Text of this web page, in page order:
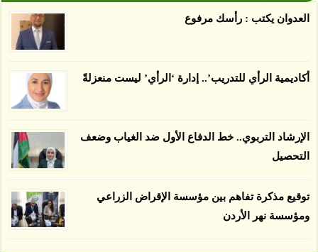
الغطاء عن أي ادعاءات تقول بأن الزيت يمكن ألا
بينما فقدت المناطق غير المعتمدة 34 في المئة، وفقاً
العدوان يكتب : رأسك مرفوع
أكاديمية الرأي للتدريب’.. إدارة ‘الرأي’ ليست منعزلةً
الإرشاد التربوي.. خط الدفاع الأول ضد الغياب وضعف
التحصيل
توقيع مذكرة تفاهم بين مؤسسة الإقراض الزراعي
ومؤسسة نهر الأردن